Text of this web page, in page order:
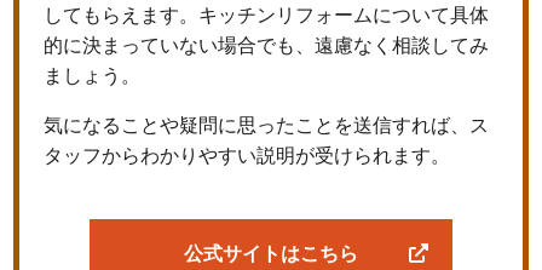
してもらえます。キッチンリフォームについて具体
的に決まっていない場合でも、遠慮なく相談してみ
ましょう。
気になることや疑問に思ったことを送信すれば、ス
タッフからわかりやすい説明が受けられます。
公式サイトはこちら